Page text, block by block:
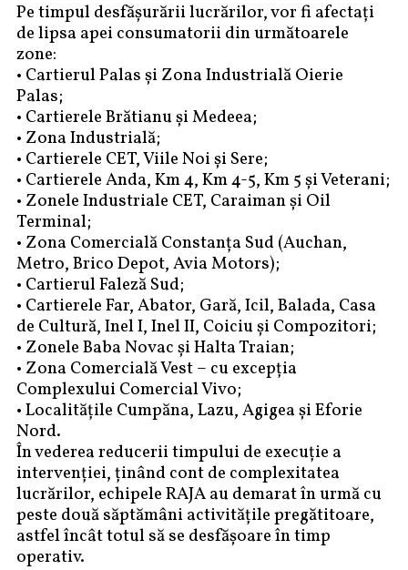
Pe timpul desfășurării lucrărilor, vor fi afectați
de lipsa apei consumatorii din următoarele
zone:
• Cartierul Palas și Zona Industrială Oierie
Palas;
• Cartierele Brătianu și Medeea;
• Zona Industrială;
• Cartierele CET, Viile Noi și Sere;
• Cartierele Anda, Km 4, Km 4-5, Km 5 și Veterani;
• Zonele Industriale CET, Caraiman și Oil
Terminal;
• Zona Comercială Constanța Sud (Auchan,
Metro, Brico Depot, Avia Motors);
• Cartierul Faleză Sud;
• Cartierele Far, Abator, Gară, Icil, Balada, Casa
de Cultură, Inel I, Inel II, Coiciu și Compozitori;
• Zonele Baba Novac și Halta Traian;
• Zona Comercială Vest – cu excepția
Complexului Comercial Vivo;
• Localitățile Cumpăna, Lazu, Agigea și Eforie
Nord.
În vederea reducerii timpului de execuție a
intervenției, ținând cont de complexitatea
lucrărilor, echipele RAJA au demarat în urmă cu
peste două săptămâni activitățile pregătitoare,
astfel încât totul să se desfășoare în timp
operativ.